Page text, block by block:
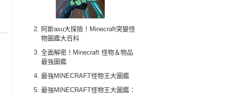
阿斯asu大探險！Minecraft突變怪
物圖鑑大百科
全面解密！Minecraft 怪物＆物品
最強圖鑑
最強MINECRAFT怪物王大圖鑑
最強MINECRAFT怪物王大圖鑑：